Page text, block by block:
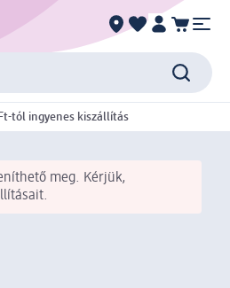
tól ingyenes kiszállítás
meg. Kérjük,